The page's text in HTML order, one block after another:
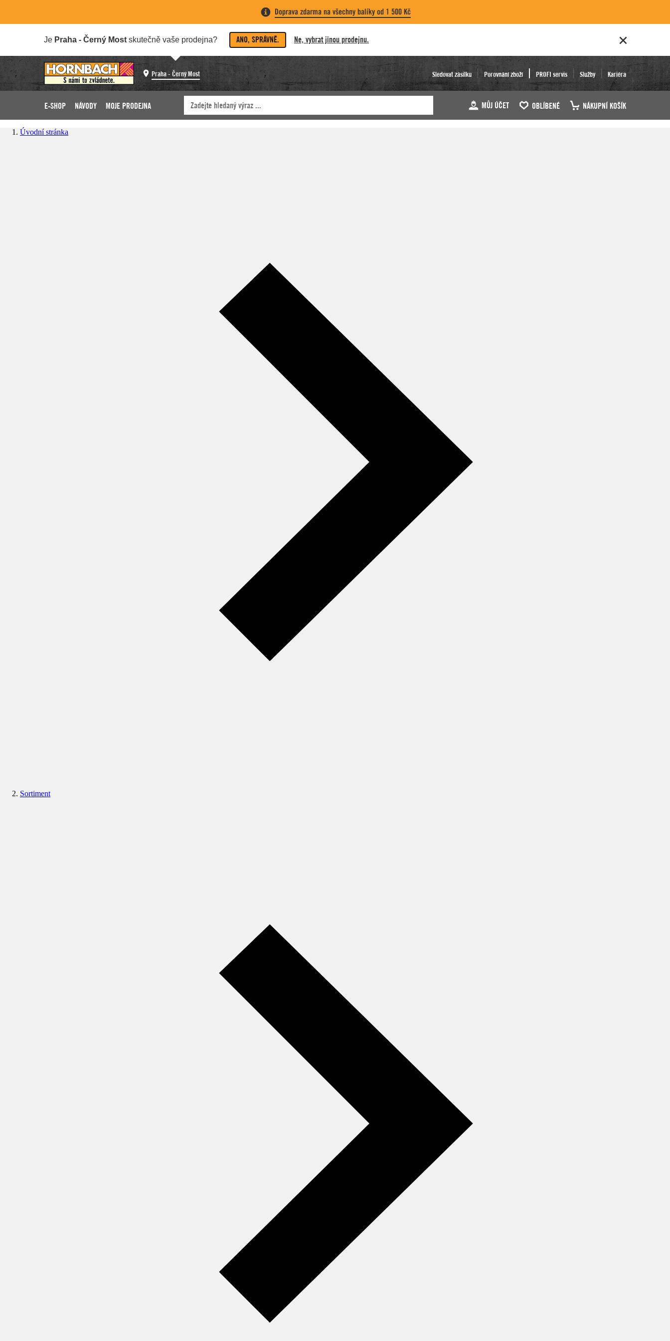
Doprava zdarma na všechny balíky od 1 500 Kč
Je Praha - Černý Most skutečně vaše prodejna? ANO, SPRÁVNĚ. Ne, vybrat jinou prodejnu.
Praha - Černý Most Sledovat zásilku Porovnání zboží PROFI servis Služby Kariéra
E-SHOP NÁVODY MOJE PRODEJNA MŮJ ÚČET OBLÍBENÉ NÁKUPNÍ KOŠÍK
Úvodní stránka
Sortiment